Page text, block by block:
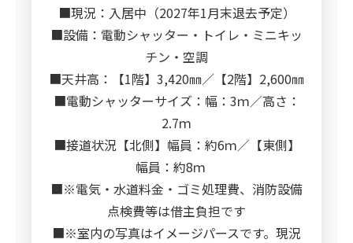
■現況：入居中（2027年1月末退去予定）
■設備：電動シャッター・トイレ・ミニキッ
チン・空調
■天井高：【1階】3,420㎜／【2階】2,600㎜
■電動シャッターサイズ：幅：3ｍ／高さ：
2.7ｍ
■接道状況【北側】幅員：約6ｍ／【東側】
幅員：約8ｍ
■※電気・水道料金・ゴミ処理費、消防設備
点検費等は借主負担です
■※室内の写真はイメージパースです。現況